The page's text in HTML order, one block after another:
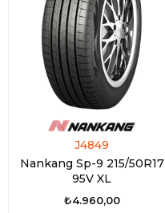
J4849
Nankang Sp-9 215/50R17
95V XL
₺4.960,00